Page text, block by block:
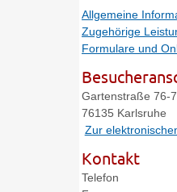
Allgemeine
Zugehörige
Formulare und
Gartenstraße 76-
76135 Karlsruhe
Zur
Kontakt
Telefon